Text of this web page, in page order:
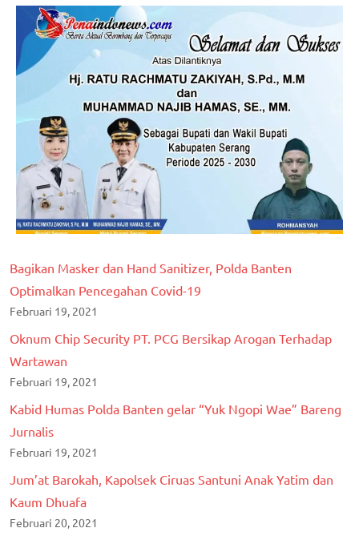
Bagikan Masker dan Hand Sanitizer, Polda Banten
Optimalkan Pencegahan Covid-19
Februari 19, 2021
Oknum Chip Security PT. PCG Bersikap Arogan Terhadap
Wartawan
Februari 19, 2021
Kabid Humas Polda Banten gelar “Yuk Ngopi Wae” Bareng
Jurnalis
Februari 19, 2021
Jum’at Barokah, Kapolsek Ciruas Santuni Anak Yatim dan
Kaum Dhuafa
Februari 20, 2021